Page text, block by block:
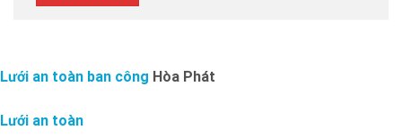
Lưới an toàn ban công Hòa Phát
Lưới an toàn